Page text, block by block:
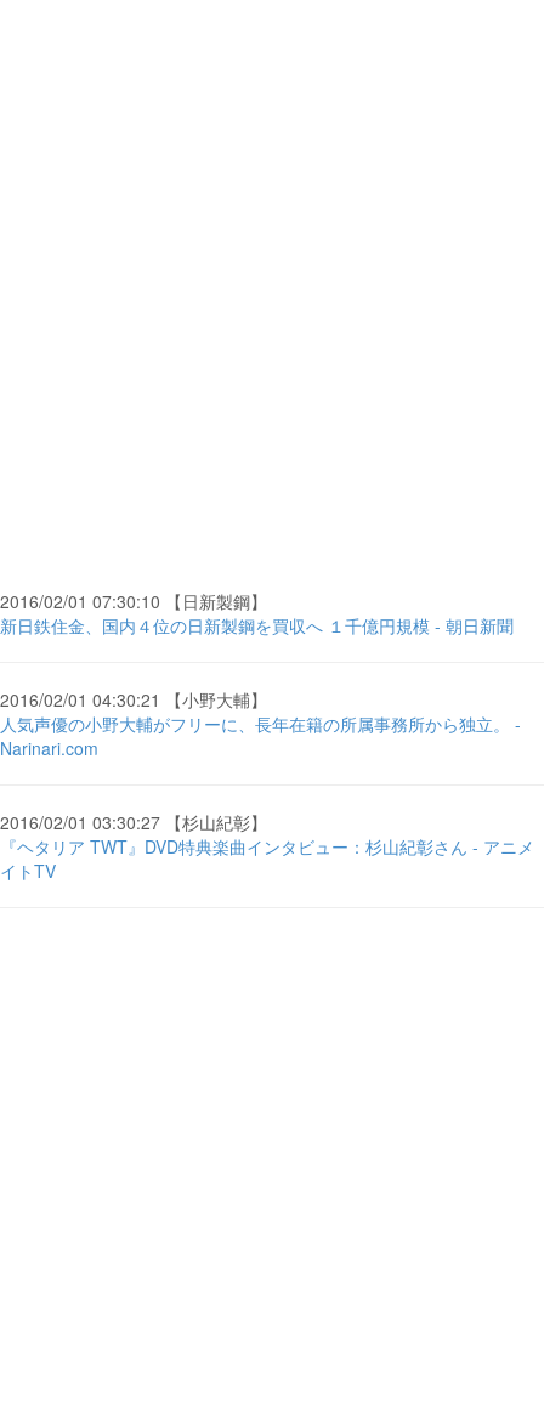
2016/02/01 07:30:10 【日新製鋼】
新日鉄住金、国内４位の日新製鋼を買収へ １千億円規模 - 朝日新聞
2016/02/01 04:30:21 【小野大輔】
人気声優の小野大輔がフリーに、長年在籍の所属事務所から独立。 -
Narinari.com
2016/02/01 03:30:27 【杉山紀彰】
『ヘタリア TWT』DVD特典楽曲インタビュー：杉山紀彰さん - アニメ
イトTV